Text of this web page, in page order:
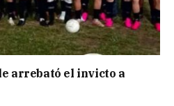
arrebató el invicto a